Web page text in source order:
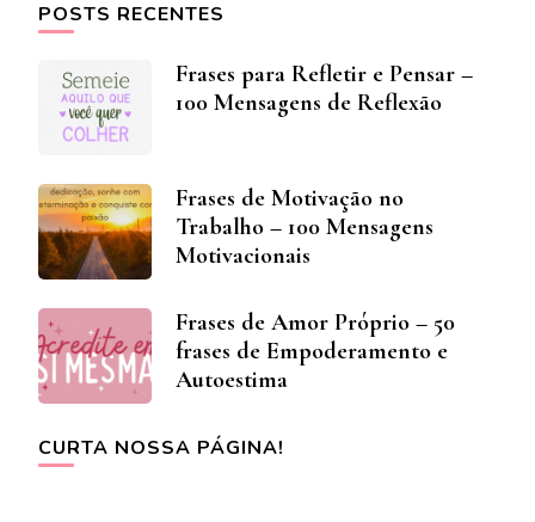
POSTS RECENTES
Frases para Refletir e Pensar –
100 Mensagens de Reflexão
Frases de Motivação no
Trabalho – 100 Mensagens
Motivacionais
Frases de Amor Próprio – 50
frases de Empoderamento e
Autoestima
CURTA NOSSA PÁGINA!